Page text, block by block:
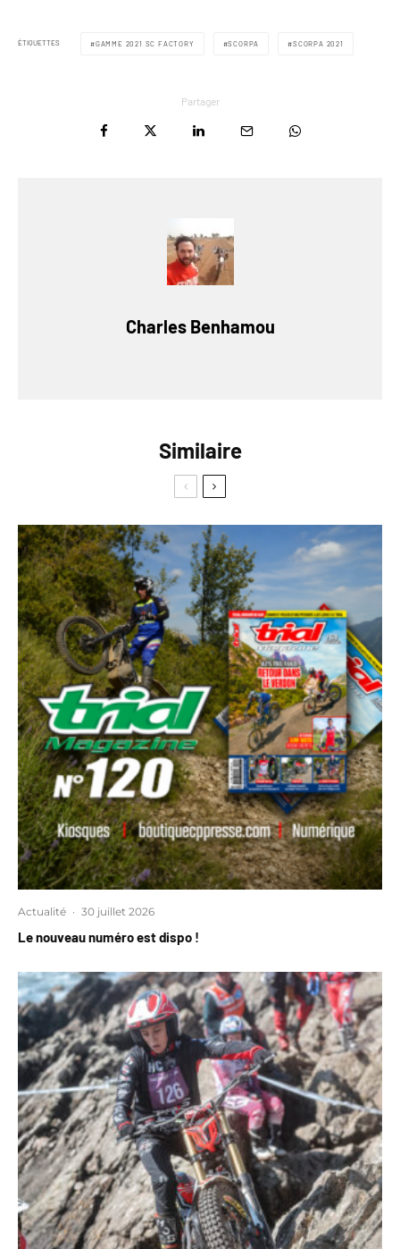
ÉTIQUETTES GAMME 2021 SC FACTORY SCORPA SCORPA 2021
Partager
Charles Benhamou
Similaire
Actualité · 30 juillet 2026
Le nouveau numéro est dispo !